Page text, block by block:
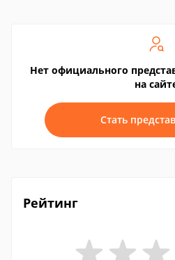
Нет официального
на
Стать
Рейтинг